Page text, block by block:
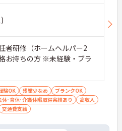
者研修（ホームヘルパー2
お持ちの方 ※未経験・ブラ
験OK 残業少なめ
ブランクOK
休･育休･介護休暇取得実績あり
高収入
交通費支給